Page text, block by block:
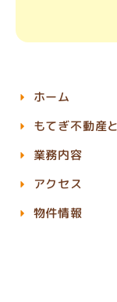
ホーム
もてぎ不動産
業務内容
アクセス
物件情報